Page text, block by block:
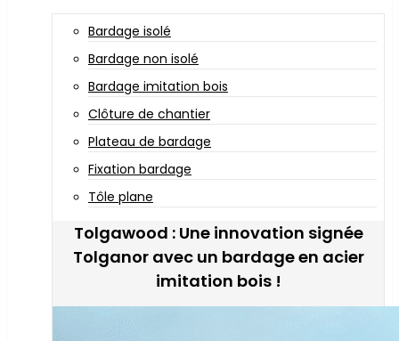
Bardage isolé
Bardage non isolé
Bardage imitation bois
Clôture de chantier
Plateau de bardage
Fixation bardage
Tôle plane
Tolgawood : Une innovation signée
Tolganor avec un bardage en acier
imitation bois !